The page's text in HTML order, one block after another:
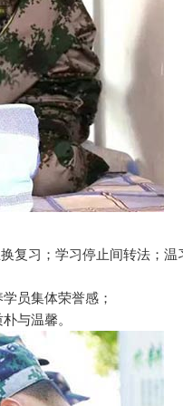
复习；学习停止间转法；温
员集体荣誉感；
与温馨。